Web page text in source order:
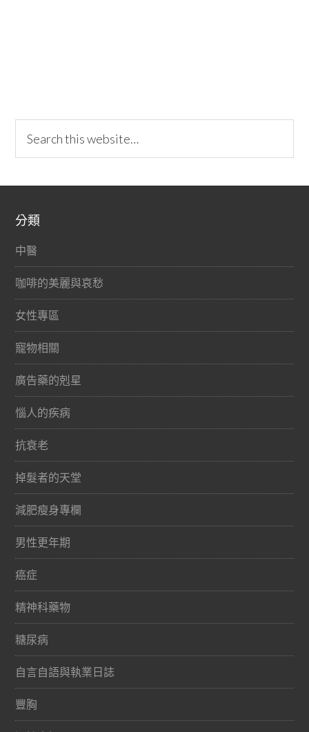
分類
中醫
咖啡的美麗與哀愁
女性專區
寵物相關
廣告藥的剋星
惱人的疾病
抗衰老
掉髮者的天堂
減肥瘦身專欄
男性更年期
癌症
精神科藥物
糖尿病
自言自語與執業日誌
豐胸